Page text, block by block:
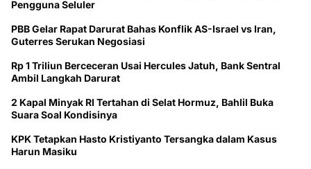
Pengguna Seluler
PBB Gelar Rapat Darurat Bahas Konflik AS-Israel vs Iran,
Guterres Serukan Negosiasi
Rp 1 Triliun Berceceran Usai Hercules Jatuh, Bank Sentral
Ambil Langkah Darurat
2 Kapal Minyak RI Tertahan di Selat Hormuz, Bahlil Buka
Suara Soal Kondisinya
KPK Tetapkan Hasto Kristiyanto Tersangka dalam Kasus
Harun Masiku